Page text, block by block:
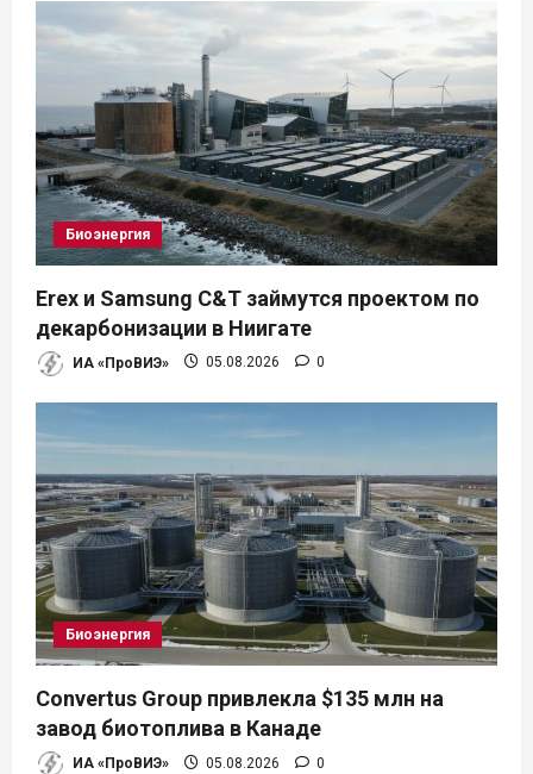
я
Биоэнергия
Erex и Samsung C&T займутся проектом по
декарбонизации в Ниигате
ИА «ПроВИЭ» 05.08.2026 0
Биоэнергия
Convertus Group привлекла $135 млн на
завод биотоплива в Канаде
ИА «ПроВИЭ» 05.08.2026 0